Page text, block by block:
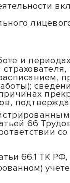
и
66
66.1 ТК
учете